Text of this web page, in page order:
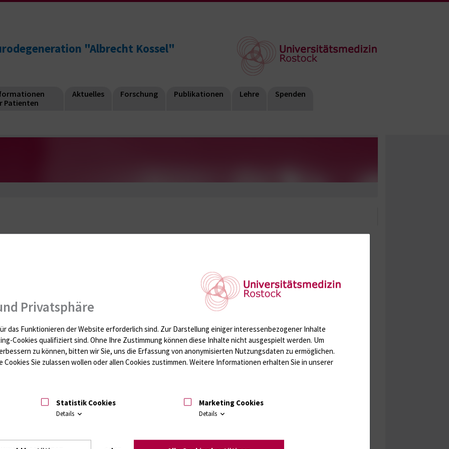
"Albrecht Kossel"
Patienten
Aktuelles Forschung Publikationen Lehre Spenden
einem Auflösungsbereich von sogar unter 200 nm. Das Gerät befindet
sich in der Sektion für Translationale Neurodegeneration "Albrecht
Kossel" der Klinik und Poliklinik für Neurologie am Standort
Gehlsdorf der Universitätsmedizin Rostock.
mitochondrialen Membranpotentials in einzelnen Cristae von
wurde
(FKZ:
für
stationäre
Online
und das
Privatsphäre
das Funktionieren der Website erforderlich sind. Zur Darstellung einiger interessenbezogener Inhalte
Cookies qualifiziert sind. Ohne Ihre Zustimmung können diese Inhalte nicht ausgespielt werden. Um
zu können, bitten wir Sie, uns die Erfassung von anonymisierten Nutzungsdaten zu ermöglichen.
Cookies Sie zulassen wollen oder allen Cookies zustimmen. Weitere Informationen erhalten Sie in unserer
Statistik Cookies
Details
Marketing Cookies
Details